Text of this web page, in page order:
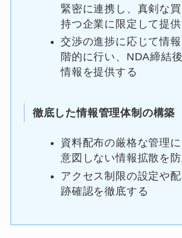
緊密に連携し、真剣な
持つ企業に限定して提
交渉の進捗に応じて情
階的に行い、NDA締結
情報を提供する
徹底した情報管理体制の構築
資料配布の厳格な管理に
意図しない情報拡散を
アクセス制限の設定や
跡確認を徹底する